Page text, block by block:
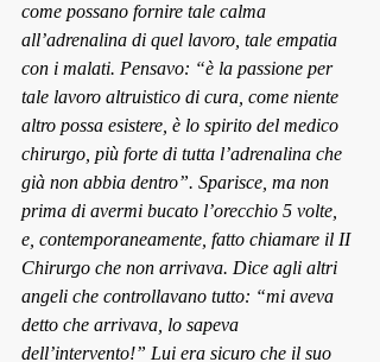
come possano fornire tale calma
all’adrenalina di quel lavoro, tale empatia
con i malati. Pensavo: “è la passione per
tale lavoro altruistico di cura, come niente
altro possa esistere, è lo spirito del medico
chirurgo, più forte di tutta l’adrenalina che
già non abbia dentro”. Sparisce, ma non
prima di avermi bucato l’orecchio 5 volte,
e, contemporaneamente, fatto chiamare il II
Chirurgo che non arrivava. Dice agli altri
angeli che controllavano tutto: “mi aveva
detto che arrivava, lo sapeva
dell’intervento!” Lui era sicuro che il suo